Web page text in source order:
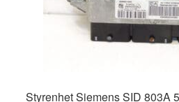
Styrenhet Siemens SID 803A